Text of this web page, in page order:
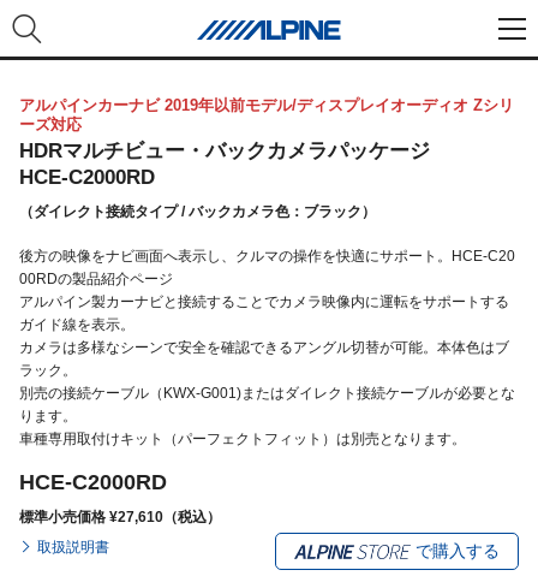
アルパインカーナビ 2019年以前モデル/ディスプレイオーディオ Zシリ
ーズ対応
HDRマルチビュー・バックカメラパッケージ
HCE-C2000RD
（ダイレクト接続タイプ / バックカメラ色：ブラック）
後方の映像をナビ画面へ表示し、クルマの操作を快適にサポート。HCE-C20
00RDの製品紹介ページ
アルパイン製カーナビと接続することでカメラ映像内に運転をサポートする
ガイド線を表示。
カメラは多様なシーンで安全を確認できるアングル切替が可能。本体色はブ
ラック。
別売の接続ケーブル（KWX-G001)またはダイレクト接続ケーブルが必要とな
ります。
車種専用取付けキット（パーフェクトフィット）は別売となります。
HCE-C2000RD
標準小売価格 ¥27,610（税込）
取扱説明書
で購入する